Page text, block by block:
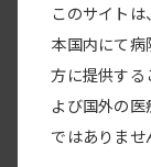
すべての製品
すべてのカ
2026/08/
ハイゼ
このサイト
本国内にて
方に提供す
よび国外の
ではありませ